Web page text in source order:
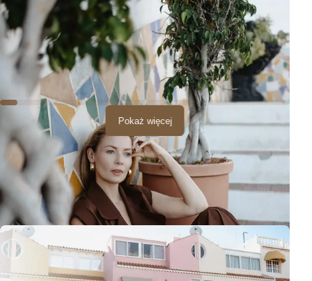
Pokaż więcej
Jeszcze inna część La Calety to piękne
domy, wille, i kolorowe uliczki